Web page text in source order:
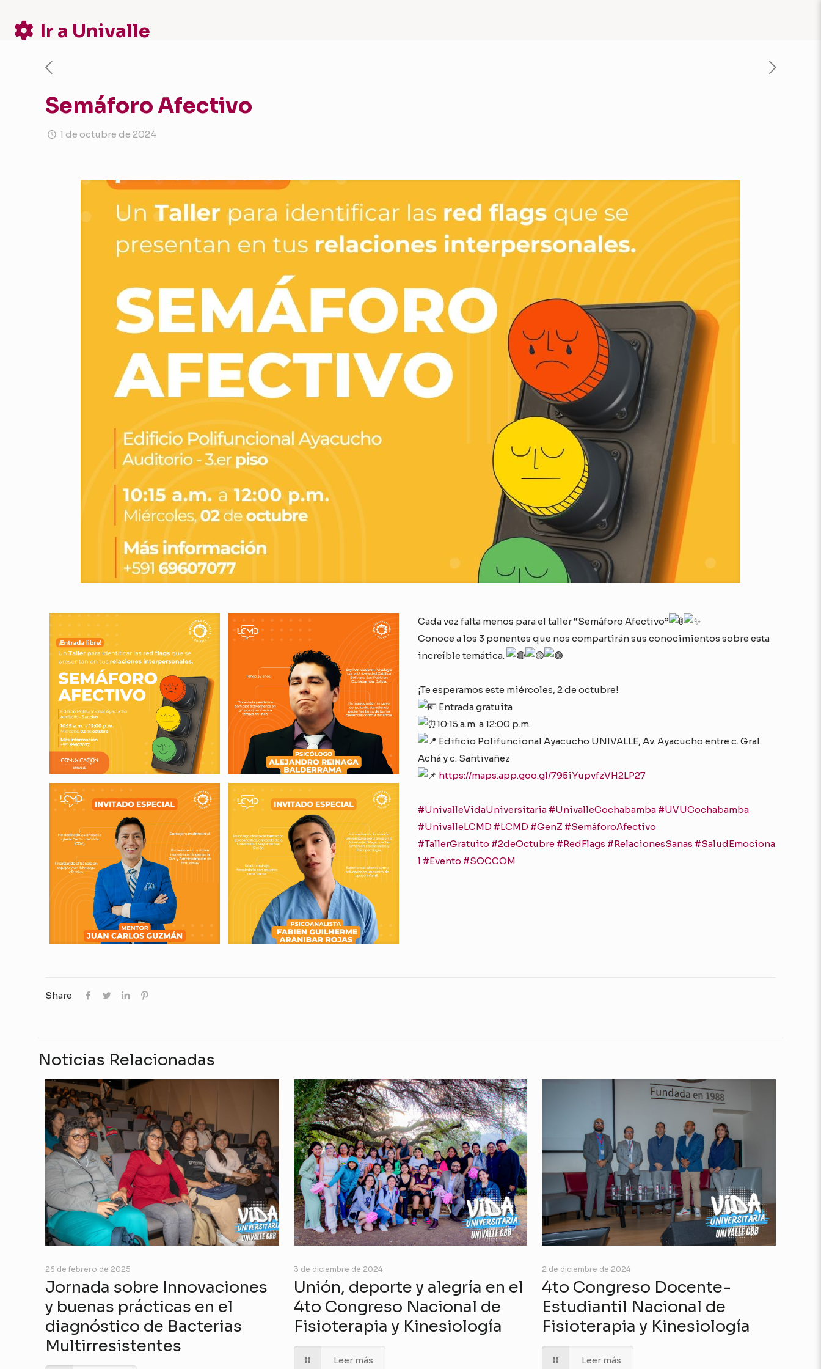
Ir a Univalle
Semáforo Afectivo
1 de octubre de 2024
Cada vez falta menos para el taller “Semáforo Afectivo”
Conoce a los 3 ponentes que nos compartirán sus conocimientos sobre esta
increíble temática.
¡Te esperamos este miércoles, 2 de octubre!
Entrada gratuita
10:15 a.m. a 12:00 p.m.
Edificio Polifuncional Ayacucho UNIVALLE, Av. Ayacucho entre c. Gral.
Achá y c. Santivañez
https://maps.app.goo.gl/795iYupvfzVH2LP27
#UnivalleVidaUniversitaria #UnivalleCochabamba #UVUCochabamba
#UnivalleLCMD #LCMD #GenZ #SemáforoAfectivo
#TallerGratuito #2deOctubre #RedFlags #RelacionesSanas #SaludEmociona
l #Evento #SOCCOM
Share
Noticias Relacionadas
26 de febrero de 2025
Jornada sobre Innovaciones
y buenas prácticas en el
diagnóstico de Bacterias
Multirresistentes
3 de diciembre de 2024
Unión, deporte y alegría en el
4to Congreso Nacional de
Fisioterapia y Kinesiología
Leer más
2 de diciembre de 2024
4to Congreso Docente-
Estudiantil Nacional de
Fisioterapia y Kinesiología
Leer más